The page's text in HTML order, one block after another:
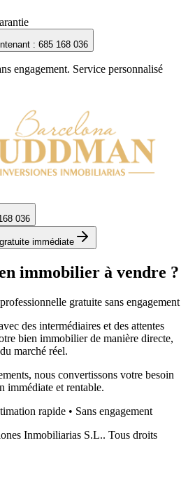
: 685 168 036
engagement. Service personnalisé
036
immédiate
immobilier à vendre ?
gratuite sans engagement
des intermédiaires et des attentes
bien immobilier de manière directe,
marché réel.
nous convertissons votre besoin
immédiate et rentable.
rapide • Sans engagement
Inmobiliarias S.L.. Tous droits